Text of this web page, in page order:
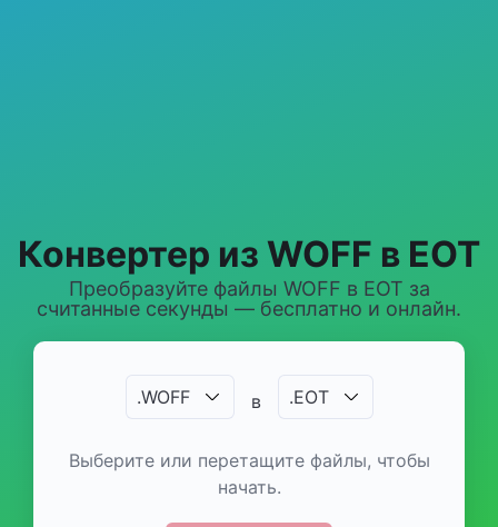
Конвертер из WOFF в EOT
Преобразуйте файлы WOFF в EOT за
считанные секунды — бесплатно и онлайн.
.WOFF в .EOT
Выберите или перетащите файлы, чтобы
начать.